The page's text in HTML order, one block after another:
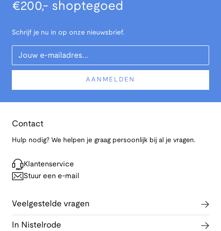
€200,- shoptegoed
Schrijf je nu in op onze nieuwsbrief.
Your Email
AANMELDEN
Contact
Hulp nodig? We helpen je graag persoonlijk bij al je vragen.
Klantenservice
Stuur een e-mail
Veelgestelde vragen
In Nistelrode